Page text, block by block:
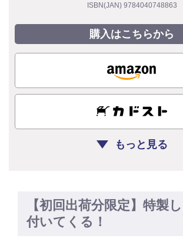
ISBN(JAN) 9784040748863
購入はこちらから
もっと見る
【初回出荷分限定】特製
付いてくる！